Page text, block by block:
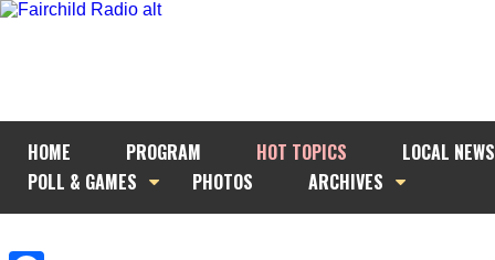
HOME PROGRAM HOT TOPICS
LOCAL NEWS
POLL & GAMES
PHOTOS ARCHIVES